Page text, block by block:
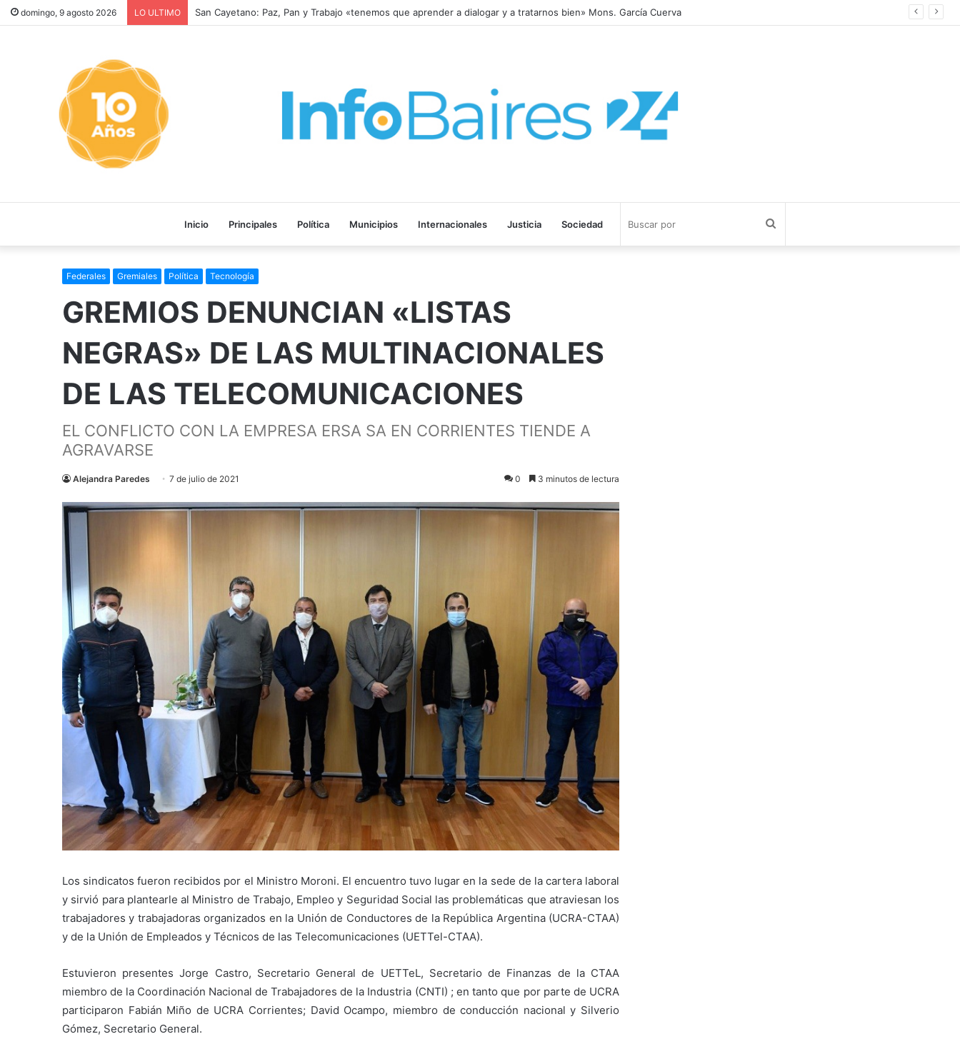
domingo, 9 agosto 2026 LO ULTIMO VORAZ INCENDIO EN CATAMARCA
Inicio Principales Política Municipios Internacionales Justicia Sociedad
Federales Gremiales Política Tecnología
GREMIOS DENUNCIAN «LISTAS
NEGRAS» DE LAS MULTINACIONALES
DE LAS TELECOMUNICACIONES
EL CONFLICTO CON LA EMPRESA ERSA SA EN CORRIENTES TIENDE A
AGRAVARSE
Alejandra Paredes 7 de julio de 2021 0 3 minutos de lectura
Los sindicatos fueron recibidos por el Ministro Moroni. El encuentro tuvo lugar en la sede de la cartera laboral
y sirvió para plantearle al Ministro de Trabajo, Empleo y Seguridad Social las problemáticas que atraviesan los
trabajadores y trabajadoras organizados en la Unión de Conductores de la República Argentina (UCRA-CTAA)
y de la Unión de Empleados y Técnicos de las Telecomunicaciones (UETTel-CTAA).
Estuvieron presentes Jorge Castro, Secretario General de UETTeL, Secretario de Finanzas de la CTAA
miembro de la Coordinación Nacional de Trabajadores de la Industria (CNTI) ; en tanto que por parte de UCRA
participaron Fabián Miño de UCRA Corrientes; David Ocampo, miembro de conducción nacional y Silverio
Gómez, Secretario General.